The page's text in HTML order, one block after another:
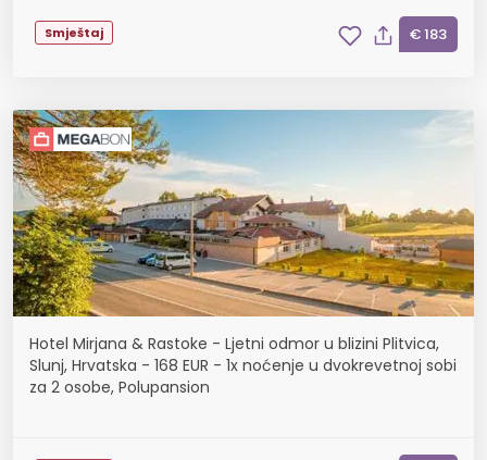
Smještaj € 183
Hotel Mirjana & Rastoke - Ljetni odmor u blizini Plitvica,
Slunj, Hrvatska - 168 EUR - 1x noćenje u dvokrevetnoj sobi
za 2 osobe, Polupansion